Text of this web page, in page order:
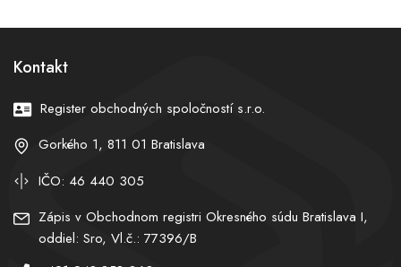
Kontakt
Register obchodných spoločností s.r.o.
Gorkého 1, 811 01 Bratislava
IČO: 46 440 305
Zápis v Obchodnom registri Okresného súdu Bratislava I,
oddiel: Sro, Vl.č.: 77396/B